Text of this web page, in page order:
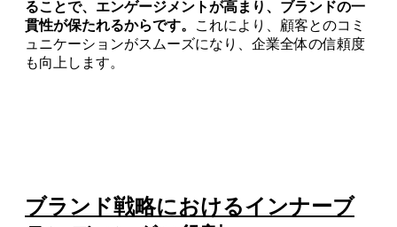
ることで、エンゲージメントが高まり、ブランドの一
貫性が保たれるからです。
これにより、顧客とのコミ
ュニケーションがスムーズになり、企業全体の信頼度
も向上します。
ブランド戦略におけるインナーブ